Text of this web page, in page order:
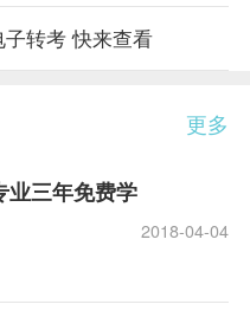
转考 快来查看
更多
业三年免费学
2018-04-04